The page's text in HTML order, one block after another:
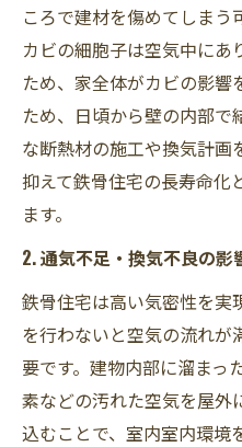
ころで建材を傷めてしまう
カビの細胞子は空気中にあ
ため、家全体がカビの影響
ため、日頃から壁の内部
な断熱材の施工や換気計画
抑えて鉄骨住宅の長寿命化
ます。
2. 通気不足・換気不良の影
鉄骨住宅は高い気密性を実
を行わないと空気の流れ
要です。建物内部に溜まっ
素などの汚れた空気を屋外
込むことで、室内室内環境